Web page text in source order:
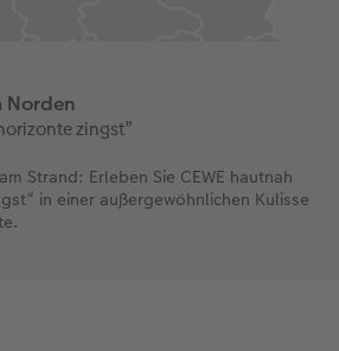
Norden
zingst”
Strand: Erleben Sie CEWE hautnah
in einer außergewöhnlichen Kulisse